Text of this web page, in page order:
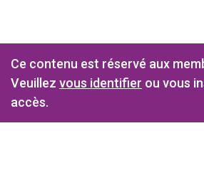
Ce contenu est réservé aux
Veuillez vous identifier ou vous
accès.